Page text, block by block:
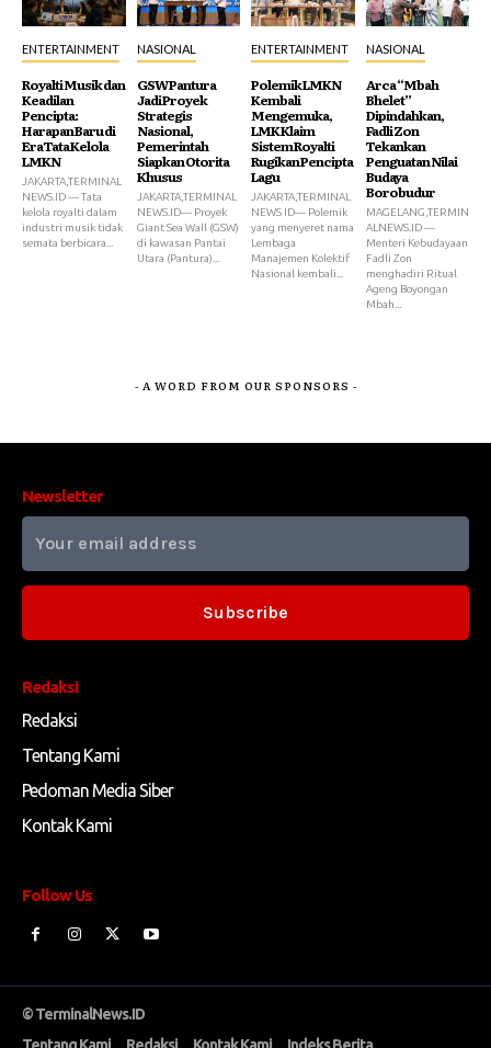
ENTERTAINMENT
Royalti Musik dan
Keadilan
Pencipta:
Harapan Baru di
Era Tata Kelola
LMKN
JAKARTA,TERMINAL
NEWS.ID — Tata
kelola royalti dalam
industri musik tidak
semata berbicara...
NASIONAL
GSW Pantura
Jadi Proyek
Strategis
Nasional,
Pemerintah
Siapkan Otorita
Khusus
JAKARTA,TERMINAL
NEWS.ID— Proyek
Giant Sea Wall (GSW)
di kawasan Pantai
Utara (Pantura)...
ENTERTAINMENT
Polemik LMKN
Kembali
Mengemuka,
LMK Klaim
Sistem Royalti
Rugikan Pencipta
Lagu
JAKARTA,TERMINAL
NEWS ID— Polemik
yang menyeret nama
Lembaga
Manajemen Kolektif
Nasional kembali...
NASIONAL
Arca “Mbah
Bhelet”
Dipindahkan,
Fadli Zon
Tekankan
Penguatan Nilai
Budaya
Borobudur
MAGELANG,TERMIN
ALNEWS.ID —
Menteri Kebudayaan
Fadli Zon
menghadiri Ritual
Ageng Boyongan
Mbah...
- A WORD FROM OUR SPONSORS -
Redaksi
Redaksi
Tentang Kami
Pedoman Media Siber
Kontak Kami
Follow Us
Newsletter
Subscribe
© TerminalNews.ID